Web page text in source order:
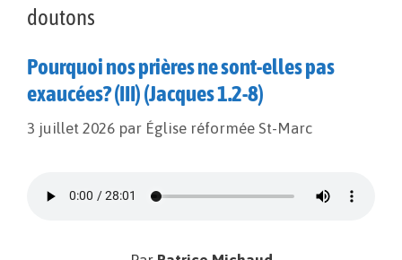
doutons
Pourquoi nos prières ne sont-elles pas
exaucées? (III) (Jacques 1.2-8)
3 juillet 2026 par Église réformée St-Marc